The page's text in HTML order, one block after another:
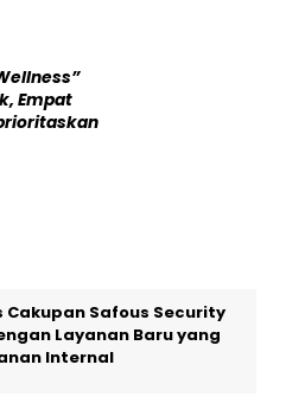
Empat
Cakupan Safous Security
Layanan Baru yang
Internal